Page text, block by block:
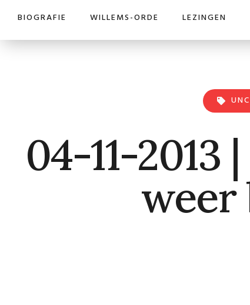
BIOGRAFIE WILLEMS-ORDE LEZINGEN
04-11-
weer